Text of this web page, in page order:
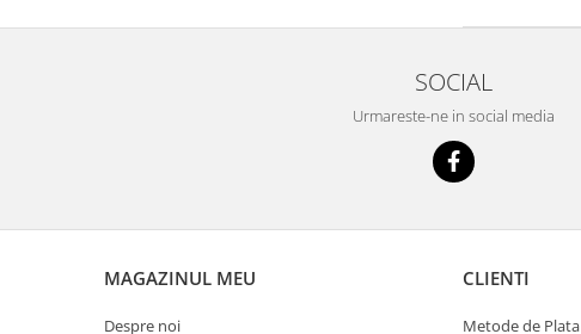
SOCIAL
Urmareste-ne in social media
MAGAZINUL MEU
Despre noi
CLIENTI
Metode de Plata